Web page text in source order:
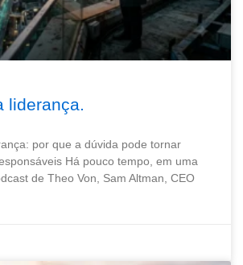
liderança.
por que a dúvida pode tornar
Há pouco tempo, em uma
de Theo Von, Sam Altman, CEO